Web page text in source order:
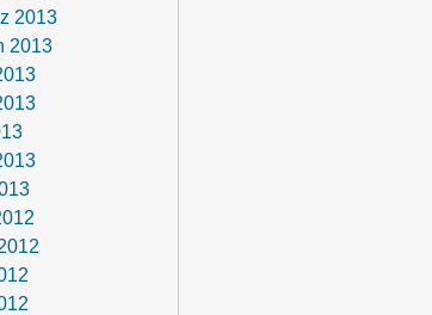
2013
2013